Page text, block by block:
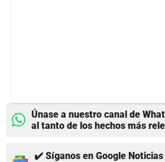
Únase a nuestro canal de
al tanto de los hechos más
✔️ Síganos en Google